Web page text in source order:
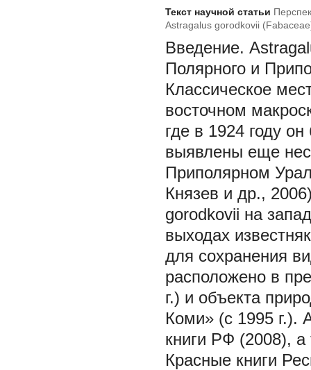
Текст научной статьи
Astragalus gorodkovii
Введение.
Полярного и
Классическое
восточном
где в 1924 году
выявлены еще
Приполярном
Князев и др.,
gorodkovii на
выходах
для сохранения
расположено в
г.) и объекта
Коми» (с 1995 г.).
книги РФ (2008), а
Красные книги